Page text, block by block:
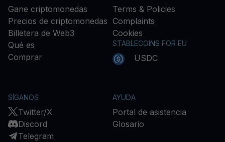
Gane criptomonedas
Precios de criptomonedas
Billetera de Web3
Qué es
Comprar
Terms & Policies
Complaints
Cookies
STABLECOINS FOR EU
USDC
SÍGANOS
Twitter/X
Discord
Telegram
AYUDA
Portal de asistencia
Glosario